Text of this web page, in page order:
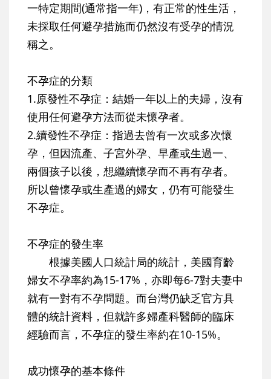
一特定期間(通常指一年)，有正常的性生活，
未採取任何避孕措施而仍然沒有受孕的情況
稱之。
不孕症的分類
1.原發性不孕症： 結婚一年以上的夫婦，沒有
使用任何避孕方法而從未懷孕者。
2.續發性不孕症： 指過去曾有一次或多次懷
孕，但因流產、子宮外孕、早產或生過一、
兩個孩子以後，想繼續懷孕而不再有孕者。
所以曾懷孕或生產過的婦女，仍有可能發生
不孕症。
不孕症的發生率
根據美國人口統計局的統計，美國育齡
婦女不孕率約為15-17%，亦即每6-7對夫妻中
就有一對有不孕問題。而台灣仍缺乏官方具
體的統計資料，但就許多婦產科醫師的臨床
經驗而言，不孕症的發生率約在10-15%。
成功懷孕的基本條件